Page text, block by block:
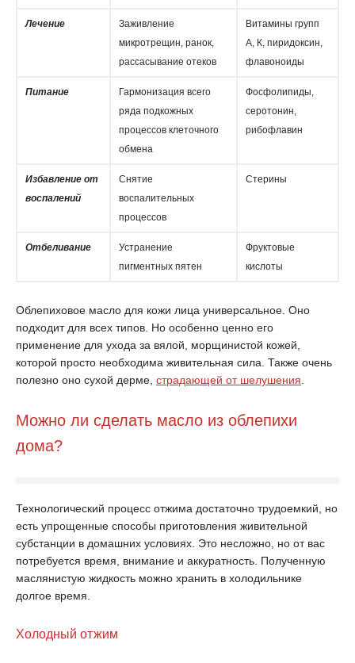
Лечение
Заживление
микротрещин, ранок,
рассасывание отеков
Витамины групп
А, К, пиридоксин,
флавоноиды
Питание
Гармонизация всего
ряда подкожных
процессов клеточного
обмена
Фосфолипиды,
серотонин,
рибофлавин
Избавление от
воспалений
Снятие
воспалительных
процессов
Стерины
Отбеливание
Устранение
пигментных пятен
Фруктовые
кислоты
Облепиховое масло для кожи лица универсальное. Оно
подходит для всех типов. Но особенно ценно его
применение для ухода за вялой, морщинистой кожей,
которой просто необходима живительная сила. Также очень
полезно оно сухой дерме, страдающей от шелушения
Можно ли сделать масло из облепихи
дома?
Технологический процесс отжима достаточно трудоемкий, но
есть упрощенные способы приготовления живительной
субстанции в домашних условиях. Это несложно, но от вас
потребуется время, внимание и аккуратность. Полученную
маслянистую жидкость можно хранить в холодильнике
долгое время.
Холодный отжим